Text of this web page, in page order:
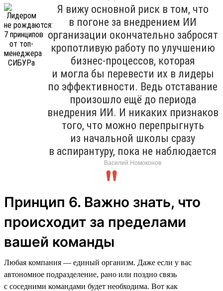
Я вижу основной риск в том, что
в погоне за внедрением ИИ
организации окончательно забросят
кропотливую работу по улучшению
бизнес-процессов, которая
и могла бы перевести их в лидеры
по эффективности. Ведь отставание
произошло ещё до периода
внедрения ИИ. И никаких признаков
того, что можно перепрыгнуть
из начальной школы сразу
в аспирантуру, пока не наблюдается
Василий Номоконов
Принцип 6. Важно знать, что
происходит за пределами
вашей команды
Любая компания — единый организм. Даже если у вас
автономное подразделение, рано или поздно связь
с соседними командами будет необходима. Вот как